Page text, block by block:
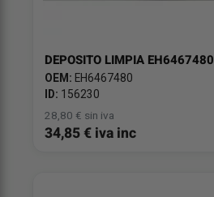
DEPOSITO LIMPIA EH6467480
OEM: EH6467480
ID: 156230
28,80 € sin iva
34,85 € iva inc